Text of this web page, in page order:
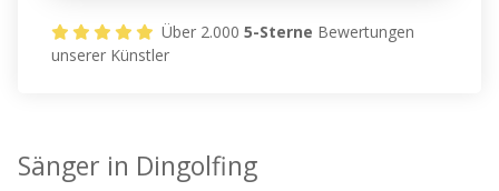
Über 2.0005-Sterne Bewertungen
unserer Künstler
Sänger in Dingolfing